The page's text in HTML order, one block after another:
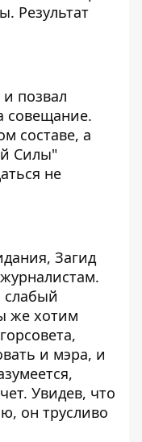
Результат
позвал
совещание.
составе, а
Силы"
не
Загид
слабый
же хотим
и мэра, и
Увидев, что
он трусливо